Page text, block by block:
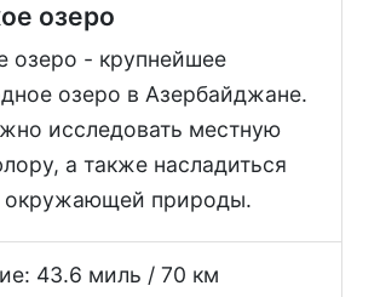
озеро
озеро - крупнейшее
озеро в Азербайджане.
исследовать местную
а также насладиться
окружающей природы.
43.6 миль / 70 км